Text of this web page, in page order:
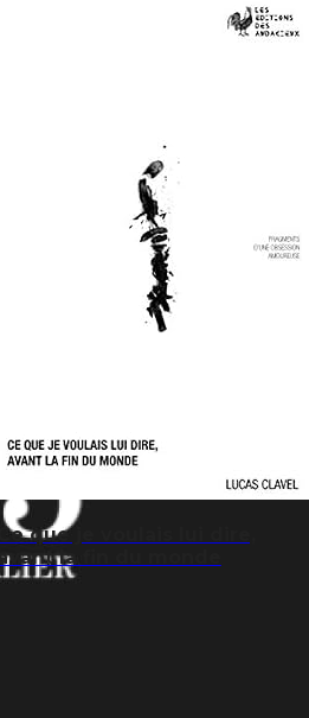
Ce que je voulais lui dire,
avant la fin du monde